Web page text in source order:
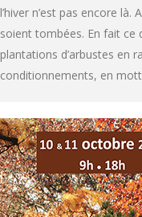
l’hiver n’est pas encore là.
soient tombées. En fait ce
plantations d’arbustes en
conditionnements, en